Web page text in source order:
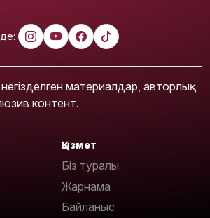
материалдар, авторлық
контент.
Қызмет
Біз туралы
Жарнама
Байланыс